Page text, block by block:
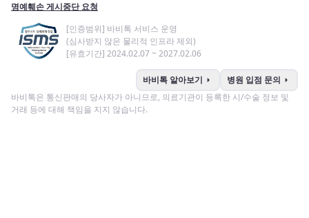
명예훼손 게시중단 요청
[인증범위] 바비톡 서비스 운영
(심사받지 않은 물리적 인프라 제외)
[유효기간] 2024.02.07 ~ 2027.02.06
바비톡 알아보기 arrow_right 병원 입점 문의 arrow_right
바비톡은 통신판매의 당사자가 아니므로, 의료기관이 등록한 시/수술 정보 및
거래 등에 대해 책임을 지지 않습니다.